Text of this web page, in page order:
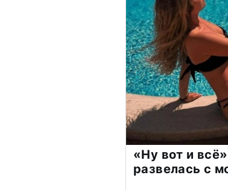
«Ну вот и
развелась с